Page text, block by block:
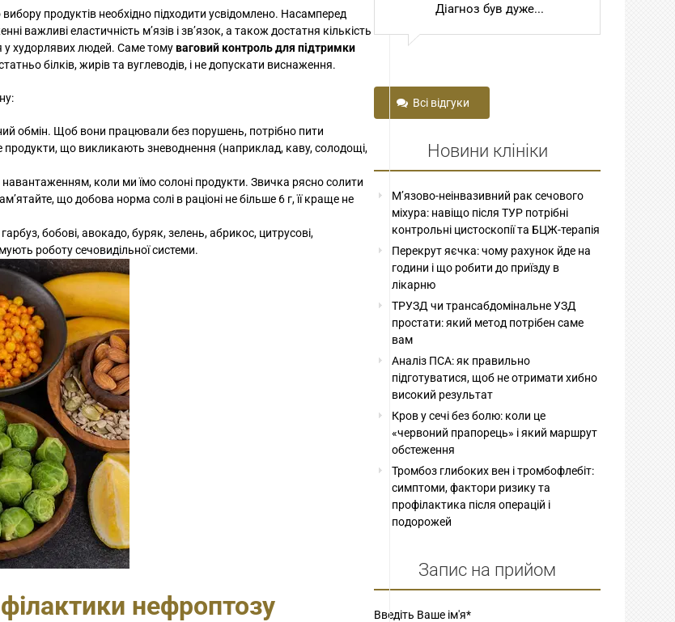
продуктів необхідно підходити усвідомлено. Насамперед
важливі еластичність м’язів і зв’язок, а також достатня кількість
у худорлявих людей. Саме томуваговий контроль для підтримки
білків, жирів та вуглеводів, і не допускати виснаження.
обмін. Щоб вони працювали без порушень, потрібно пити
що викликають зневоднення (наприклад, каву, солодощі,
коли ми їмо солоні продукти. Звичка рясно солити
що добова норма солі в раціоні не більше 6 г, її краще не
бобові, авокадо, буряк, зелень, абрикос, цитрусові,
роботу сечовидільної системи.
нефроптозу
Діагноз був дуже...
Господь Бог привів мене
Всі відгуки
Новини клініки
М’язово-неінвазивний рак сечового
міхура: навіщо після ТУР потрібні
контрольні цистоскопії та БЦЖ-терапія
Перекрут яєчка: чому рахунок йде на
години і що робити до приїзду в
лікарню
ТРУЗД чи трансабдомінальне УЗД
простати: який метод потрібен саме
вам
Аналіз ПСА: як правильно
підготуватися, щоб не отримати хибно
високий результат
Кров у сечі без болю: коли це
«червоний прапорець» і який маршрут
обстеження
Тромбоз глибоких вен і тромбофлебіт:
симптоми, фактори ризику та
профілактика після операцій і
подорожей
Запис на прийом
Введіть Ваше ім'я*